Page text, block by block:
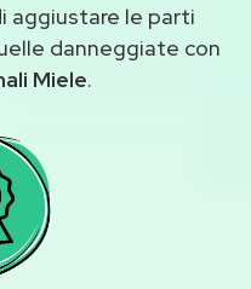
aggiustare le parti
danneggiate con
Miele.